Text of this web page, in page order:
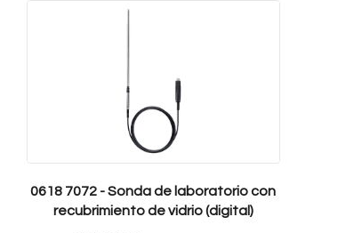
0618 7072 - Sonda de laboratorio con
recubrimiento de vidrio (digital)